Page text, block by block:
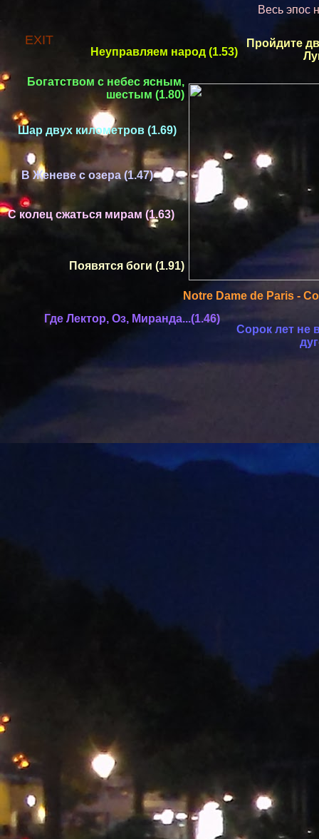
EXIT
В Женеве с oзера (1.47)
Неуправляем народ (1.53)
Весь эпос
Пройдите
Появятся боги (1.91)
Где Лектор, Оз, Миранда...(1.46)
Шар двух километров (1.69)
Сорок лет не
Notre Dame de Paris-
С колец сжаться мирам (1.63)
Богатством с небес ясным,
шестым (1.80)